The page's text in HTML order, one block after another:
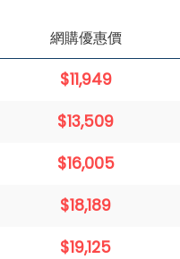
網購優惠價
$11,949
$13,509
$16,005
$18,189
$19,125